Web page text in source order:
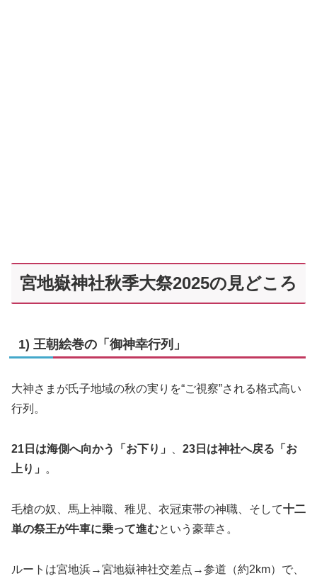
宮地嶽神社秋季大祭2025の見どころ
1) 王朝絵巻の「御神幸行列」
大神さまが氏子地域の秋の実りを“ご視察”される格式高い
行列。
21日は海側へ向かう「お下り」
23日は神社へ戻る「お
上り」
。
毛槍の奴、馬上神職、稚児、衣冠束帯の神職、そして十二
単の祭王が牛車に乗って進むという豪華さ。
ルートは宮地浜→宮地嶽神社交差点→参道（約2km）で、